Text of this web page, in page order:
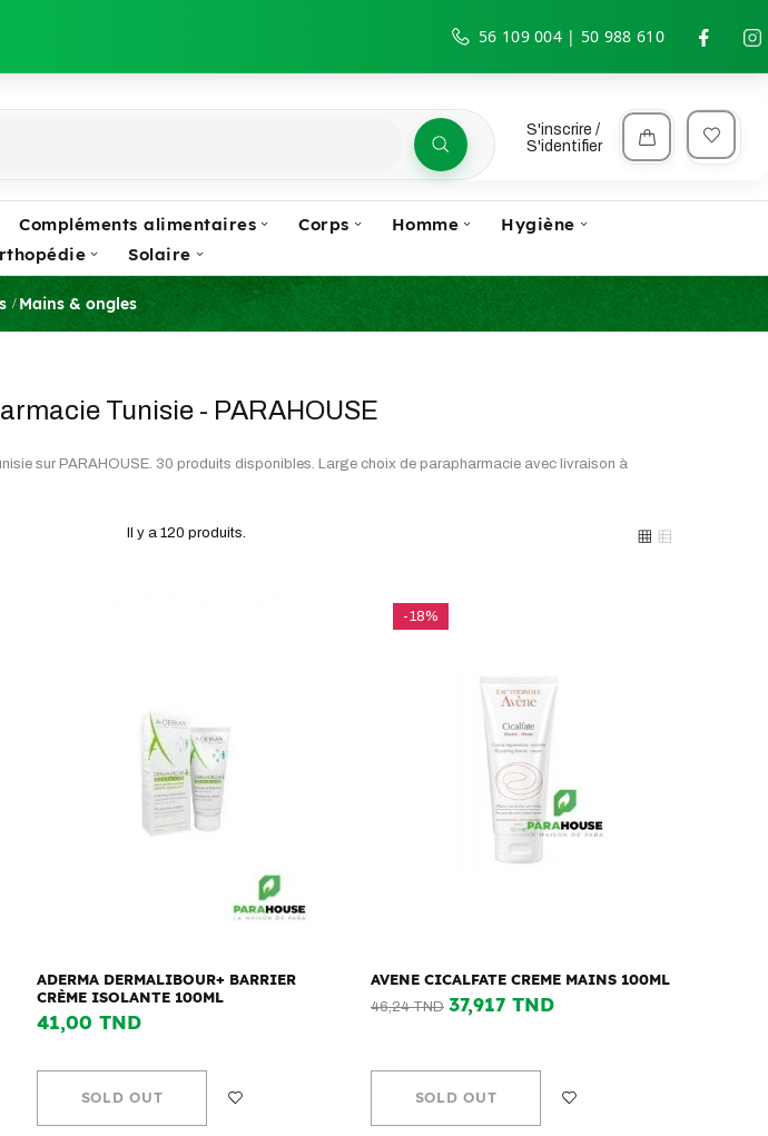
56 109 004 | 50 988 610
S'inscrire /
S'identifier
Compléments alimentaires Corps Homme
Hygiène
Solaire
Mains & ongles
Tunisie - PARAHOUSE
sur PARAHOUSE. 30 produits disponibles. Large choix de parapharmacie avec livraison à
Il y a 120 produits.
ADERMA DERMALIBOUR+ BARRIER
CRÈME ISOLANTE 100ML
41,00 TND
SOLD OUT
-18%
AVENE CICALFATE CREME MAINS 100ML
46,24 TND 37,917 TND
SOLD OUT